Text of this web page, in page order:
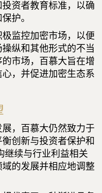
资者教育标准，以确
护。
监控加密市场，以便
纵和其他形式的不当
市场，百慕大旨在增
，并促进加密生态系
，百慕大仍然致力于
创新与投资者保护和
继续与行业利益相关
的发展并相应地调整